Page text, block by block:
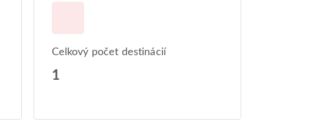
Celkový počet destinácií
1